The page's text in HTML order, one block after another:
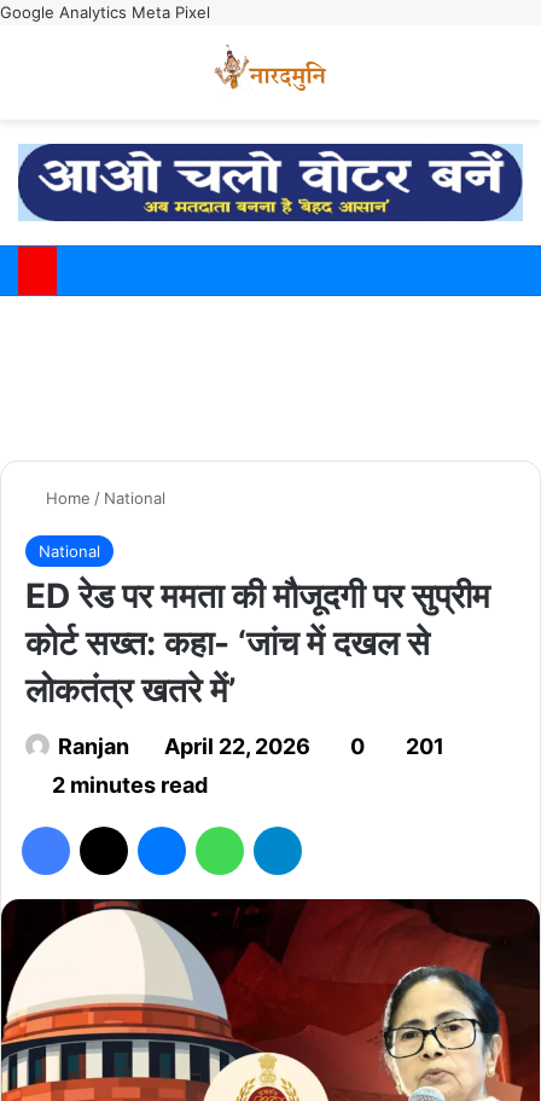
Google Analytics Meta Pixel
Home / National
National
ED रेड पर ममता की मौजूदगी पर सुप्रीम
कोर्ट सख्त: कहा- ‘जांच में दखल से
लोकतंत्र खतरे में’
Ranjan April 22, 2026 0
201
2 minutes read